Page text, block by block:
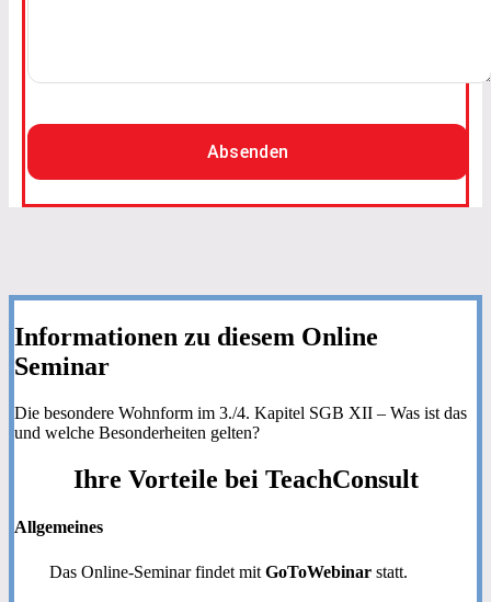
Absenden
Informationen zu diesem Online
Seminar
Die besondere Wohnform im 3./4. Kapitel SGB XII – Was ist das
und welche Besonderheiten gelten?
Ihre Vorteile bei TeachConsult
Allgemeines
Das Online-Seminar findet mit GoToWebinar statt.